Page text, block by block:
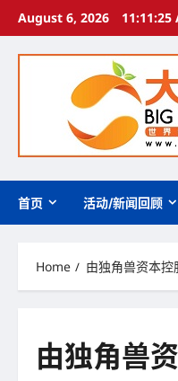
Skip
content
August 6, 2026 11:11:28
首页 活动/新闻回顾
Home 由独角兽资本控
由独角兽